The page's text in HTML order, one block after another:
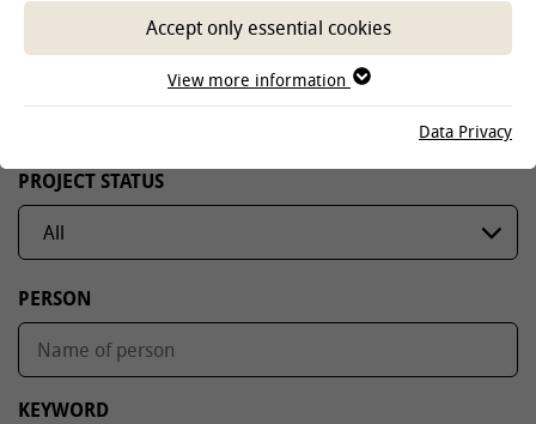
CLINICS AND INSTITUTES
PROJECT STATUS
PERSON
KEYWORD
Accept only essential cookies
View more information
Data Privacy